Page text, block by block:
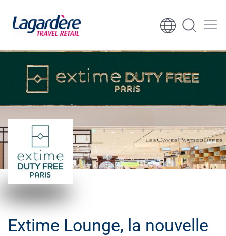
Aller au contenu
Extime Lounge, la nouvelle